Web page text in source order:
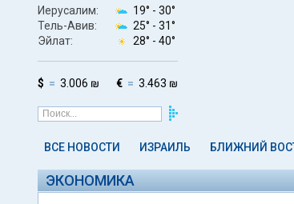
Иерусалим: 19° - 30°
Тель-Авив:
25° - 31°
Эйлат:
28° - 40°
$ 3.006 ₪ € 3.463 ₪
ВСЕ НОВОСТИ ИЗРАИЛЬ БЛИЖНИЙ
ЭКОНОМИКА